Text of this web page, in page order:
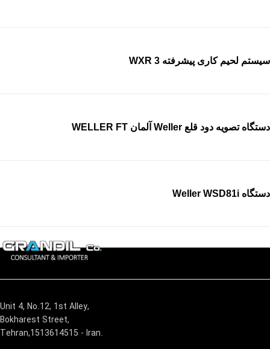
سیستم لحیم کاری پیشرفته WXR 3
دستگاه تصویه دود قلع Weller آلمان WELLER FT
دستگاه Weller WSD81i
Unit 4, No.12, 1st Alley,
Bokharest Street,
Tehran,1513614515 - Iran.